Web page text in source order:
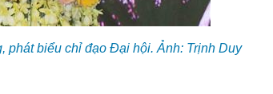
phát biểu chỉ đạo Đại hội. Ảnh: Trịnh Duy